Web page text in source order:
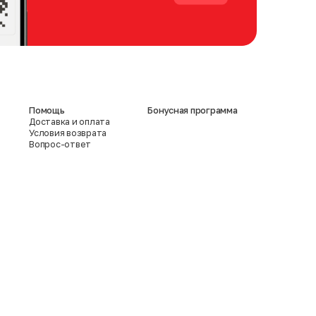
Помощь
Доставка и оплата
Условия возврата
Вопрос-ответ
Бонусная программа